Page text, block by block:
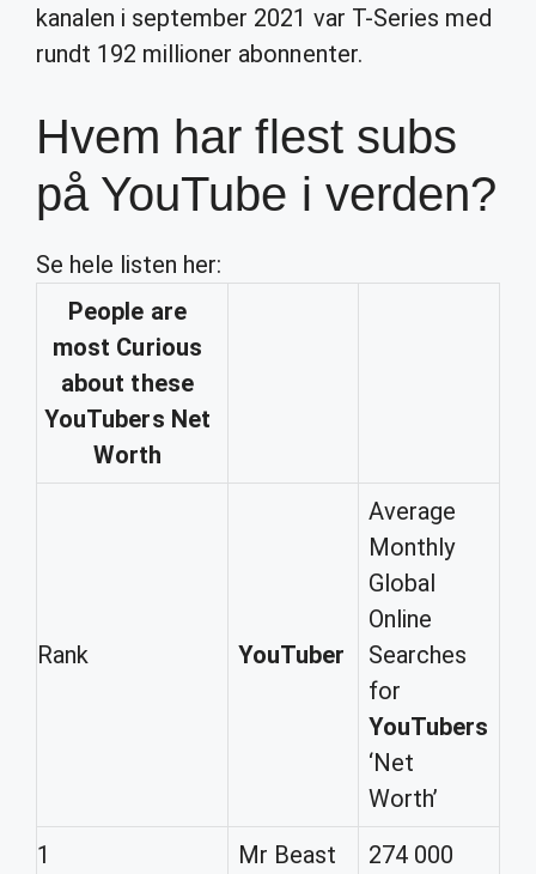
kanalen i september 2021 var T-Series med
rundt 192 millioner abonnenter.
Hvem har flest subs
på YouTube i verden?
Se hele listen her:
People are
most Curious
about these
YouTubers Net
Worth
Rank YouTuber
Average
Monthly
Global
Online
Searches
for
YouTubers
‘Net
Worth’
1
Mr Beast
274 000